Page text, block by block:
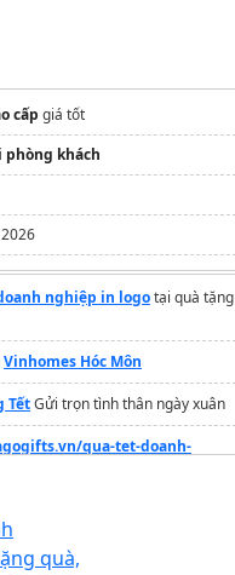
cấp giá tốt
khách
2026
nghiệp in logotại quà tặng
Vinhomes Hóc Môn
TếtGửi trọn tình thân ngày xuân
qua-tet-doanh-
quà,